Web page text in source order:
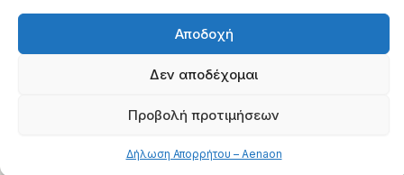
Αποδοχή
Δεν αποδέχομαι
Προβολή προτιμήσεων
Δήλωση Απορρήτου – Aenaon